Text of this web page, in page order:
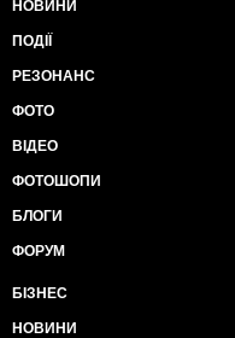
НОВИНИ
ПОДІЇ
РЕЗОНАНС
ФОТО
ВІДЕО
ФОТОШОПИ
БЛОГИ
ФОРУМ
БІЗНЕС
НОВИНИ